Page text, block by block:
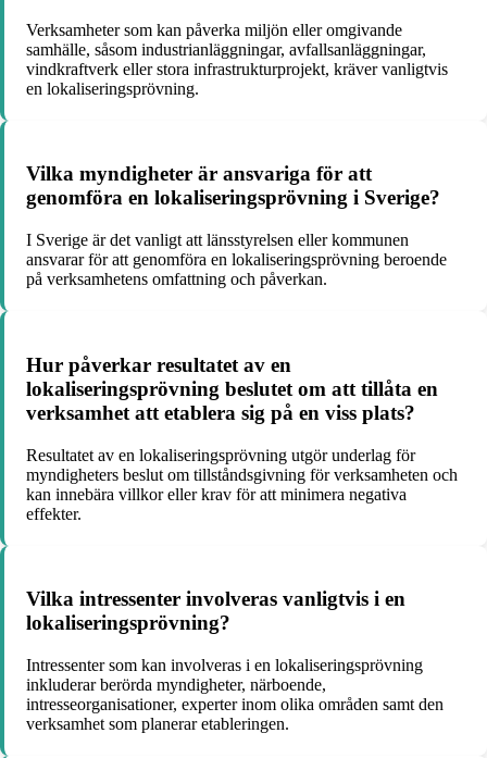
Verksamheter som kan påverka miljön eller omgivande
samhälle, såsom industrianläggningar, avfallsanläggningar,
vindkraftverk eller stora infrastrukturprojekt, kräver vanligtvis
en lokaliseringsprövning.
Vilka myndigheter är ansvariga för att
genomföra en lokaliseringsprövning i Sverige?
I Sverige är det vanligt att länsstyrelsen eller kommunen
ansvarar för att genomföra en lokaliseringsprövning beroende
på verksamhetens omfattning och påverkan.
Hur påverkar resultatet av en
lokaliseringsprövning beslutet om att tillåta en
verksamhet att etablera sig på en viss plats?
Resultatet av en lokaliseringsprövning utgör underlag för
myndigheters beslut om tillståndsgivning för verksamheten och
kan innebära villkor eller krav för att minimera negativa
effekter.
Vilka intressenter involveras vanligtvis i en
lokaliseringsprövning?
Intressenter som kan involveras i en lokaliseringsprövning
inkluderar berörda myndigheter, närboende,
intresseorganisationer, experter inom olika områden samt den
verksamhet som planerar etableringen.